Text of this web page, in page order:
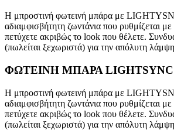
Η μπροστινή φωτεινή μπάρα με
αδιαμφισβήτητη ζωντάνια που ρυθμίζεται
πετύχετε ακριβώς το look που θέλετε.
(πωλείται ξεχωριστά) για την απόλυτη
ΦΩΤΕΙΝΗ ΜΠΑΡΑ LIGHTSYNC
Η μπροστινή φωτεινή μπάρα με
αδιαμφισβήτητη ζωντάνια που ρυθμίζεται
πετύχετε ακριβώς το look που θέλετε.
(πωλείται ξεχωριστά) για την απόλυτη